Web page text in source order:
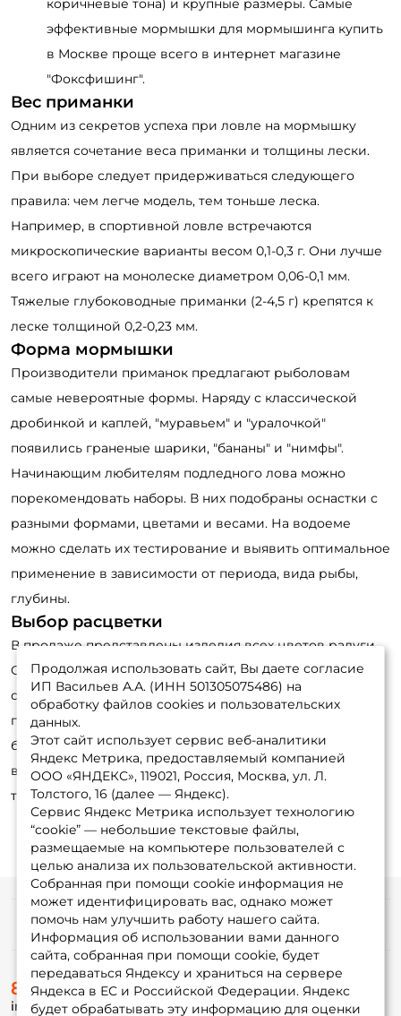
коричневые тона) и крупные размеры. Самые
эффективные мормышки для мормышинга купить
в Москве проще всего в интернет магазине
"Фоксфишинг".
Вес приманки
Одним из секретов успеха при ловле на мормышку
является сочетание веса приманки и толщины лески.
При выборе следует придерживаться следующего
правила: чем легче модель, тем тоньше леска.
Например, в спортивной ловле встречаются
микроскопические варианты весом 0,1-0,3 г. Они лучше
всего играют на монолеске диаметром 0,06-0,1 мм.
Тяжелые глубоководные приманки (2-4,5 г) крепятся к
леске толщиной 0,2-0,23 мм.
Форма мормышки
Производители приманок предлагают рыболовам
самые невероятные формы. Наряду с классической
дробинкой и каплей, "муравьем" и "уралочкой"
появились граненые шарики, "бананы" и "нимфы".
Начинающим любителям подледного лова можно
порекомендовать наборы. В них подобраны оснастки с
разными формами, цветами и весами. На водоеме
можно сделать их тестирование и выявить оптимальное
применение в зависимости от периода, вида рыбы,
глубины.
Выбор расцветки
В продаже представлены изделия всех цветов радуги.
Опытные рыболовы советуют иметь при себе
серебристые, черные, латунные, медные. В пасмурную
погоду и на большой глубине хорошо работают
блестящие модели. Если день солнечный, а ловля
ведётся весной, то более универсальными становятся
тусклые варианты чёрного цвета.
Продолжая использовать сайт, Вы даете согласие
ИП Васильев А.А. (ИНН 501305075486) на
обработку файлов cookies и пользовательских
данных.
Этот сайт использует сервис веб-аналитики
Яндекс Метрика, предоставляемый компанией
ООО «ЯНДЕКС», 119021, Россия, Москва, ул. Л.
Толстого, 16 (далее — Яндекс).
Сервис Яндекс Метрика использует технологию
“cookie” — небольшие текстовые файлы,
размещаемые на компьютере пользователей с
целью анализа их пользовательской активности.
Собранная при помощи cookie информация не
может идентифицировать вас, однако может
помочь нам улучшить работу нашего сайта.
Информация об использовании вами данного
сайта, собранная при помощи cookie, будет
передаваться Яндексу и храниться на сервере
Яндекса в ЕС и Российской Федерации. Яндекс
будет обрабатывать эту информацию для оценки
Информация
О магазине
Доставка
Оплата
8 (495) 532-77-88
info@foxfishing.ru